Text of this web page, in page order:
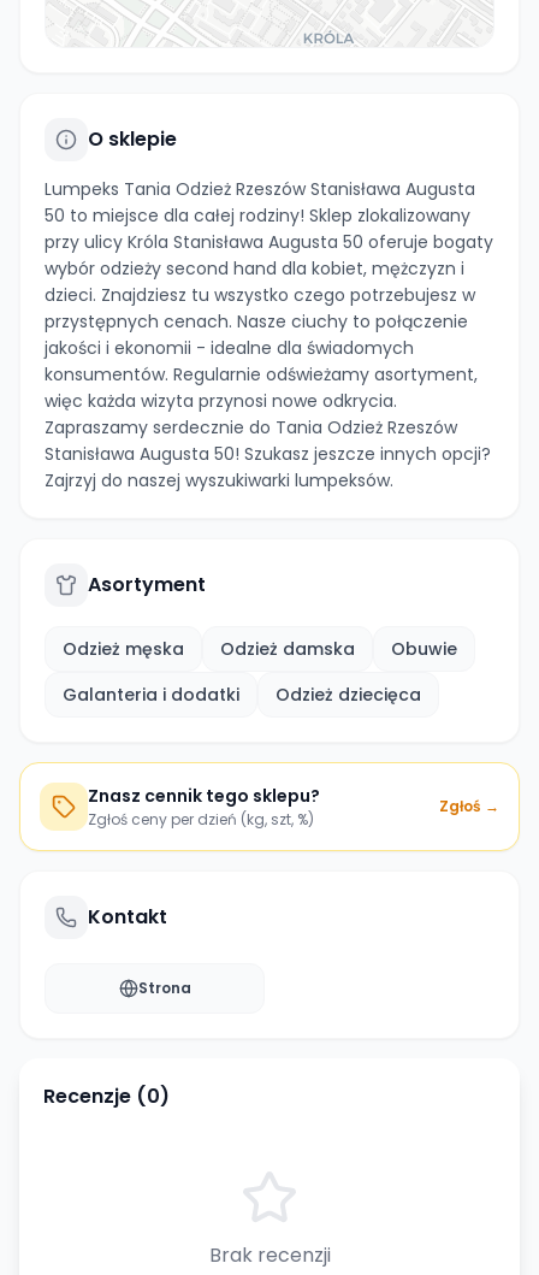
O sklepie
Lumpeks Tania Odzież Rzeszów Stanisława Augusta
50 to miejsce dla całej rodziny! Sklep zlokalizowany
przy ulicy Króla Stanisława Augusta 50 oferuje bogaty
wybór odzieży second hand dla kobiet, mężczyzn i
dzieci. Znajdziesz tu wszystko czego potrzebujesz w
przystępnych cenach. Nasze ciuchy to połączenie
jakości i ekonomii - idealne dla świadomych
konsumentów. Regularnie odświeżamy asortyment,
więc każda wizyta przynosi nowe odkrycia.
Zapraszamy serdecznie do Tania Odzież Rzeszów
Stanisława Augusta 50! Szukasz jeszcze innych opcji?
Zajrzyj do naszej wyszukiwarki lumpeksów.
Asortyment
Odzież męska Odzież damska
Obuwie
Galanteria i dodatki
Odzież dziecięca
Znasz cennik tego sklepu?
Zgłoś ceny per dzień (kg, szt, %)
Zgłoś →
Kontakt
Strona
Recenzje (0)
Brak recenzji